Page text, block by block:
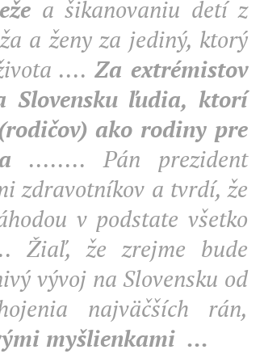
a šikanovaniu detí z
a ženy za jediný, ktorý
.... Za extrémistov
Slovensku ľudia, ktorí
ako rodiny pre
........ Pán prezident
zdravotníkov a tvrdí, že
v podstate všetko
Žiaľ, že zrejme bude
vývoj na Slovensku od
najväčších rán,
myšlienkami ...